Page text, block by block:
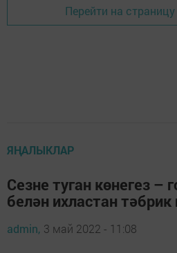
Перейти на
ЯҢАЛЫКЛАР
Сезне туган көнегез –
белән ихластан тәбрик
admin, 3 май 2022 - 11:08